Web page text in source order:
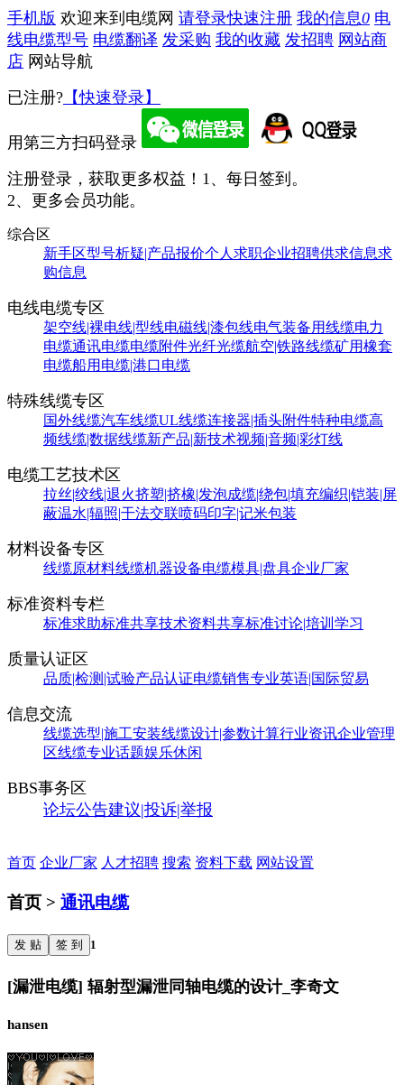
手机版 欢迎来到电缆网 请登录快速注册 我的信息0 电
线电缆型号 电缆翻译 发采购 我的收藏 发招聘 网站商
店 网站导航
已注册? 【快速登录】
用第三方扫码登录
注册登录，获取更多权益！ 1、每日签到。
2、更多会员功能。
综合区
新手区型号析疑|产品报价个人求职企业招聘供求信息求
购信息
电线电缆专区
架空线|裸电线|型线电磁线|漆包线电气装备用线缆电力
电缆通讯电缆电缆附件光纤光缆航空|铁路线缆矿用橡套
电缆船用电缆|港口电缆
特殊线缆专区
国外线缆汽车线缆UL线缆连接器|插头附件特种电缆高
频线缆|数据线缆新产品|新技术视频|音频|彩灯线
电缆工艺技术区
拉丝|绞线|退火挤塑|挤橡|发泡成缆|绕包|填充编织|铠装|屏
蔽温水|辐照|干法交联喷码印字|记米包装
材料设备专区
线缆原材料线缆机器设备电缆模具|盘具企业厂家
标准资料专栏
标准求助标准共享技术资料共享标准讨论|培训学习
质量认证区
品质|检测|试验产品认证电缆销售专业英语|国际贸易
信息交流
线缆选型|施工安装线缆设计|参数计算行业资讯企业管理
区线缆专业话题娱乐休闲
BBS事务区
论坛公告建议|投诉|举报
首页 企业厂家 人才招聘 搜索 资料下载 网站设置
首页 > 通讯电缆
发 贴 签 到 1
[漏泄电缆] 辐射型漏泄同轴电缆的设计_李奇文
hansen